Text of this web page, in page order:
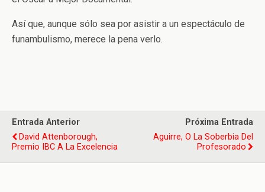
Así que, aunque sólo sea por asistir a un espectáculo de
funambulismo, merece la pena verlo.
Entrada Anterior
David Attenborough,
Premio IBC A La Excelencia
Próxima Entrada
Aguirre, O La Soberbia Del
Profesorado